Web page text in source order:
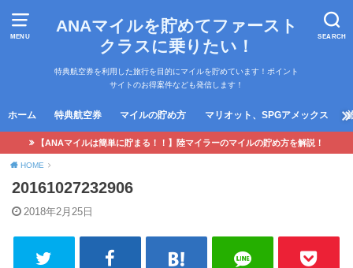
MENU SEARCH
ANAマイルを貯めてファースト
クラスに乗りたい！
特典航空券を利用した旅行を目的にマイルを貯めています！ポイント
サイトのお得案件なども発信します！
ホーム 特典航空券 マイルの貯め方 マリオット、SPGアメックス
【ANAマイルは簡単に貯まる！！】陸マイラーのマイルの貯め方を解説！
HOME
20161027232906
2018年2月25日